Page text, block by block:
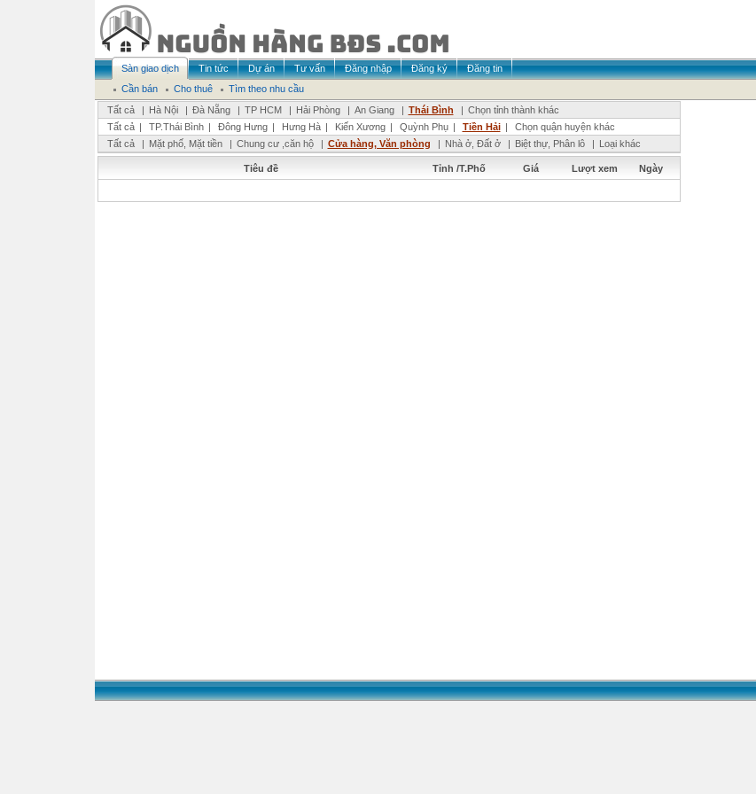
Sàn giao dịch Tin tức Dự án Tư vấn Đăng nhập Đăng ký
Đăng tin
Cần bán
Cho thuê
Tìm theo nhu cầu
Tất cả
| Hà Nội | Đà Nẵng | TP HCM | Hải Phòng | An Giang | Thái Bình | Chọn tỉnh thành khác
Tất cả | TP.Thái Bình | Đông Hưng | Hưng Hà | Kiến Xương | Quỳnh Phụ | Tiền Hải |
Chọn quận huyện khác
Tất cả
| Mặt phố, Mặt tiền | Chung cư ,căn hộ | Cửa hàng, Văn phòng | Nhà ở, Đất ở | Biệt thự, Phân lô | Loại khác
Tiêu đề Tỉnh /T.Phố Giá Lượt xem Ngày